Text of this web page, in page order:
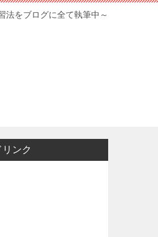
法をブログに全て執筆中～
ンク